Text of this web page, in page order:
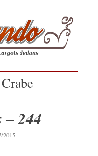
Crabe
– 244
201512/09/2019